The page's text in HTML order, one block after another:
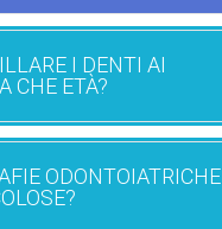
I DENTI AI
CHE ETÀ?
ODONTOIATRICHE